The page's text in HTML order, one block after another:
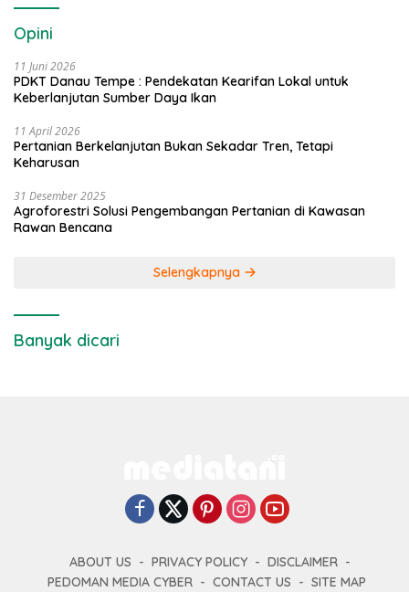
Opini
11 Juni 2026
PDKT Danau Tempe : Pendekatan Kearifan Lokal untuk
Keberlanjutan Sumber Daya Ikan
11 April 2026
Pertanian Berkelanjutan Bukan Sekadar Tren, Tetapi
Keharusan
31 Desember 2025
Agroforestri Solusi Pengembangan Pertanian di Kawasan
Rawan Bencana
Selengkapnya
Banyak dicari
ABOUT US PRIVACY POLICY
DISCLAIMER
PEDOMAN MEDIA CYBER
CONTACT US SITE MAP